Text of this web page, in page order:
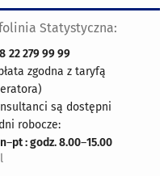
Statystyczna:
22 279 99 99
zgodna z taryfą
są dostępni
robocze:
–pt : godz. 8.00–15.00